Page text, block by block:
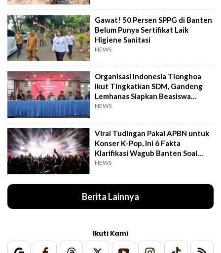
Gawat! 50 Persen SPPG di Banten
Belum Punya Sertifikat Laik
Higiene Sanitasi
NEWS
Organisasi Indonesia Tionghoa
Ikut Tingkatkan SDM, Gandeng
Lemhanas Siapkan Beasiswa
Hingga S3
NEWS
Viral Tudingan Pakai APBN untuk
Konser K-Pop, Ini 6 Fakta
Klarifikasi Wagub Banten Soal
Putrinya
NEWS
Berita Lainnya
Ikuti Kami